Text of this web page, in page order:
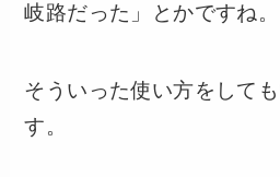
岐路だった」とかですね。
そういった使い方をして
す。